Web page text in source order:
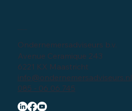
Bedrijfsgegevens
Ondernemersadviseurs b.v.
Avenue Ceramique 243
6221 KX Maastricht
info@ondernemersadviseurs.nl
085 - 06 06 745